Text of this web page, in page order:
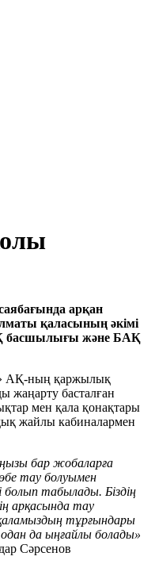
арқан
қаласының әкімі
басшылығы және БАҚ
АҚ-ның қаржылық
жаңарту басталған
мен қала қонақтары
жайлы кабиналармен
бар жобаларға
тау болуымен
болып табылады. Біздің
арқасында тау
тұрғындары
да ыңғайлы болады»
Сәрсенов